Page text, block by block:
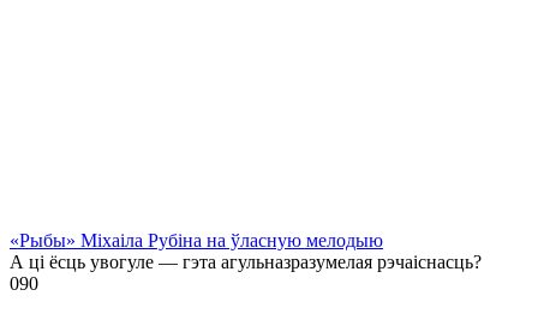
«Рыбы» Міхаіла Рубіна на ўласную мелодыю
А ці ёсць увогуле — гэта агульназразумелая рэчаіснасць?
090